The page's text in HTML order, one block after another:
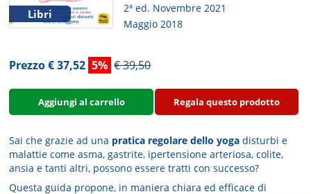
Libri
2ª ed. Novembre 2021
Maggio 2018
Prezzo € 37,52 5% € 39,50
Aggiungi al carrello Regala questo prodotto
Sai che grazie ad una pratica regolare dello yoga disturbi e
malattie come asma, gastrite, ipertensione arteriosa, colite,
ansia e tanti altri, possono essere tratti con successo?
Questa guida propone, in maniera chiara ed efficace di